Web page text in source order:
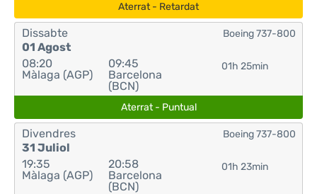
Aterrat - Retardat
Dissabte
01 Agost
08:20
Màlaga (AGP)
09:45
Barcelona
(BCN)
01h 25min
Boeing 737-800
Aterrat - Puntual
Divendres
31 Juliol
19:35
Màlaga (AGP)
20:58
Barcelona
(BCN)
01h 23min
Boeing 737-800